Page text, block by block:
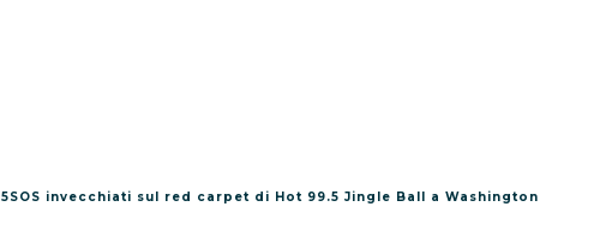
5SOS invecchiati sul red carpet di Hot 99.5 Jingle Ball a Washington